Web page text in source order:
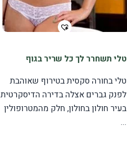
טלי תשחרר לך כל שריר בגוף
טלי בחורה סקסית בטירוף שאוהבת
לפנק גברים אצלה בדירה הדיסקרטית
בעיר חולון בחולון, חלק מהמטרופולין
...